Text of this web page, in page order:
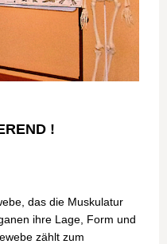
!
das die Muskulatur
ihre Lage, Form und
zählt zum